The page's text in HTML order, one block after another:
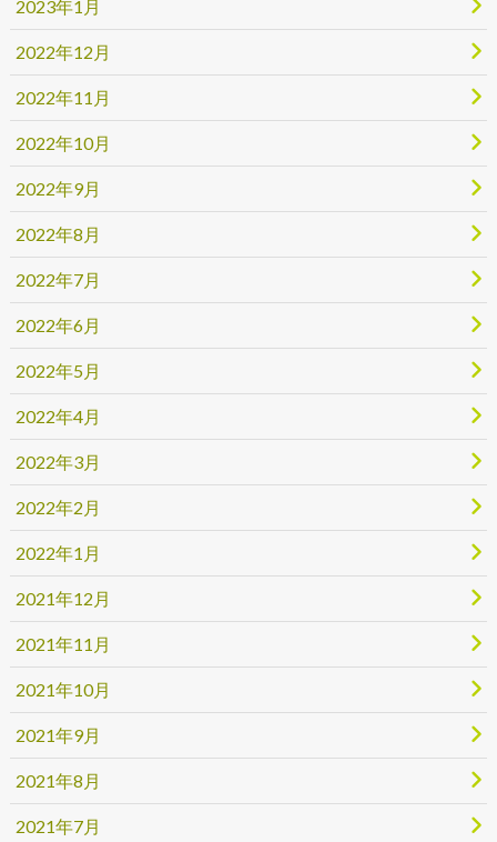
2023年1月
2022年12月
2022年11月
2022年10月
2022年9月
2022年8月
2022年7月
2022年6月
2022年5月
2022年4月
2022年3月
2022年2月
2022年1月
2021年12月
2021年11月
2021年10月
2021年9月
2021年8月
2021年7月